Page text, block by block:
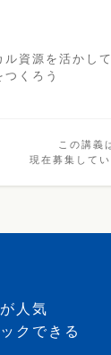
ル資源を活かし
つくろう
この講義
現在募集して
人気
クできる